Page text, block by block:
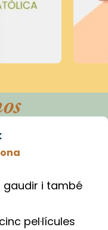
gaudir i també
pel·lícules